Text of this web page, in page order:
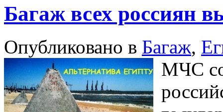
Багаж всех россиян
Опубликовано в Багаж,
МЧС